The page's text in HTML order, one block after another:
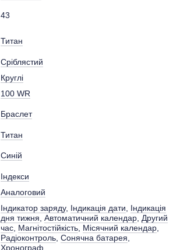
43
Титан
Сріблястий
Круглі
100 WR
Браслет
Титан
Синій
Індекси
Аналоговий
Індикатор заряду, Індикація дати
Індикація
дня тижня Автоматичний календар Другий
час Магнітостійкість Місячний календар
Радіоконтроль Сонячна батарея
Хронограф